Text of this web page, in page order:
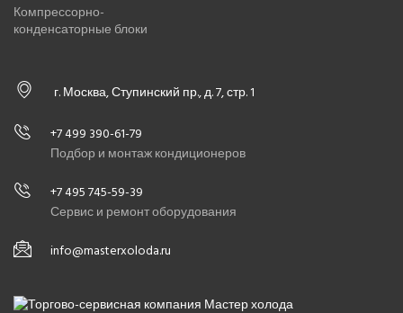
Компрессорно-
конденсаторные блоки
г. Москва, Ступинский пр., д. 7, стр. 1
+7 499 390-61-79
Подбор и монтаж кондиционеров
+7 495 745-59-39
Сервис и ремонт оборудования
info@masterxoloda.ru